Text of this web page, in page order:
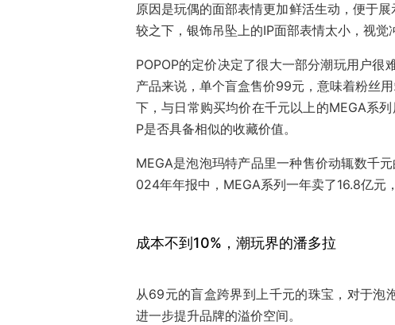
原因是玩偶的面部表情更加鲜活生动，便于
较之下，银饰吊坠上的IP面部表情太小，视觉
POPOP的定价决定了很大一部分潮玩用户很
产品来说，单个盲盒售价99元，意味着粉丝
下，与日常购买均价在千元以上的MEGA系
P是否具备相似的收藏价值。
MEGA是泡泡玛特产品里一种售价动辄数千
024年年报中，MEGA系列一年卖了16.8亿元
成本不到10%，潮玩界的潘多拉
从69元的盲盒跨界到上千元的珠宝，对于泡
进一步提升品牌的溢价空间。